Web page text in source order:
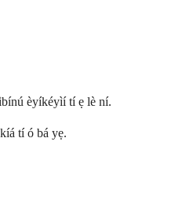
èyíkéyìí tí ẹ lè ní.
tí ó bá yẹ.